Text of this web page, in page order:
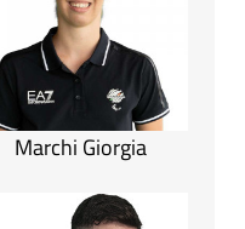
Marchi Giorgia